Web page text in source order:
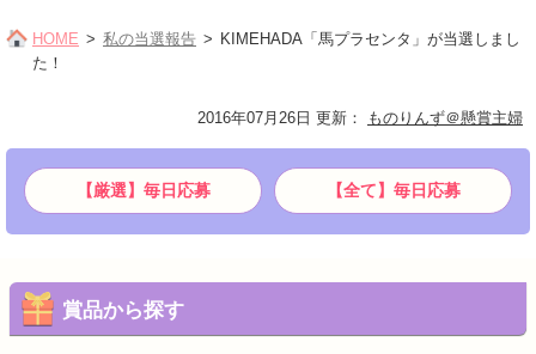
HOME 私の当選報告
KIMEHADA「馬プラセンタ」が当選しまし
た！
2016年07月26日 更新 ： ものりんず＠懸賞主婦
【厳選】毎日応募 【全て】毎日応募
賞品から探す